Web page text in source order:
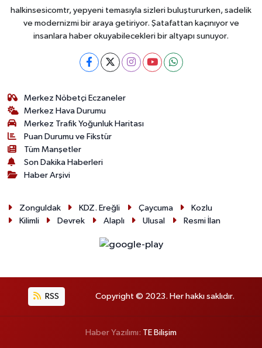
halkinsesicomtr, yepyeni temasıyla sizleri buluştururken, sadelik
ve modernizmi bir araya getiriyor. Şatafattan kaçınıyor ve
insanlara haber okuyabilecekleri bir altyapı sunuyor.
Merkez Nöbetçi Eczaneler
Merkez Hava Durumu
Merkez Trafik Yoğunluk Haritası
Puan Durumu ve Fikstür
Tüm Manşetler
Son Dakika Haberleri
Haber Arşivi
Zonguldak KDZ. Ereğli Çaycuma
Kozlu
Kilimli
Devrek Alaplı Ulusal Resmi İlan
RSS Copyright © 2023. Her hakkı saklıdır.
Haber Yazılımı: TE Bilişim